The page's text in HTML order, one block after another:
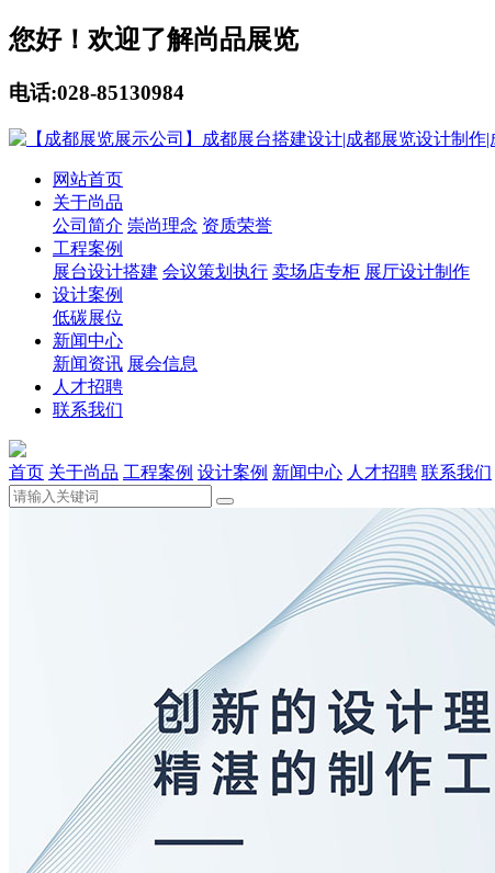
您好！欢迎了解尚品展览
电话:028-85130984
网站首页
关于尚品
公司简介 崇尚理念 资质荣誉
工程案例
展台设计搭建 会议策划执行 卖场店专柜 展厅设计制作
设计案例
低碳展位
新闻中心
新闻资讯 展会信息
人才招聘
联系我们
首页 关于尚品 工程案例 设计案例 新闻中心 人才招聘 联系我们